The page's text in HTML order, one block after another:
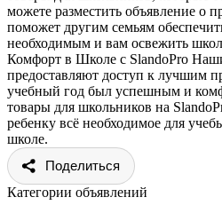
можете разместить объявление о
поможет другим семьям
необходимым и вам освежить
Комфорт в Школе с SlandoPro
предоставляют доступ к лучшим
учебный год был успешным и
товары для школьников на
ребенку всё необходимое для
школе.
Поделиться
Категории объявлений